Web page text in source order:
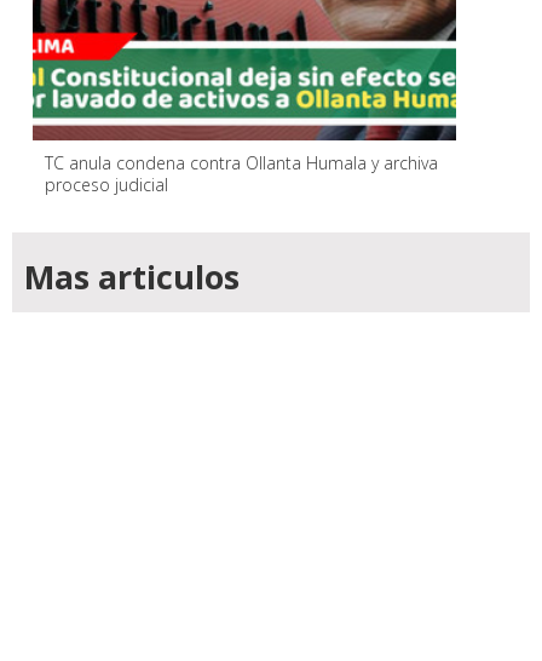
TC anula condena contra Ollanta Humala y archiva
proceso judicial
Mas articulos